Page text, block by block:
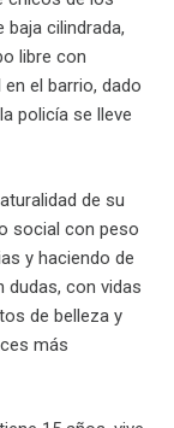
cilindrada,
libre con
el barrio, dado
policía se lleve
de su
social con peso
y haciendo de
con vidas
de belleza y
más